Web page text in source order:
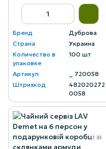
Бренд
Дуброва
Страна
Украина
Количество в
упаковке
100 шт
Артикул
_ 720058
Штрихкод
482020272
0058